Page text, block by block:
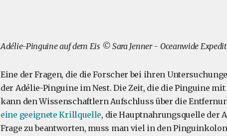
Adélie-Pinguine auf dem Eis © Sara Jenner - Oceanwide
Eine der Fragen, die die Forscher bei ihren
der Adélie-Pinguine im Nest. Die Zeit, die die Pinguine
kann den Wissenschaftlern Aufschluss über die
eine geeignete Krillquelle, die Hauptnahrungsquelle der
Frage zu beantworten, muss man viel in den